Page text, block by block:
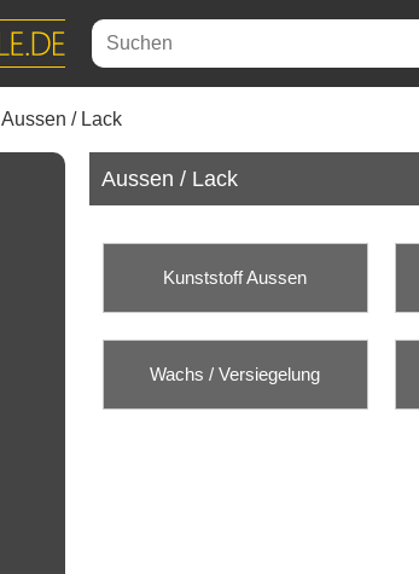
Aussen / Lack
Aussen / Lack
Kunststoff Aussen
Wachs / Versiegelung